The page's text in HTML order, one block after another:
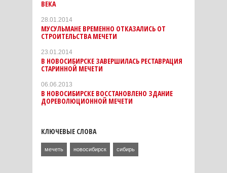
ВЕКА
28.01.2014
МУСУЛЬМАНЕ ВРЕМЕННО ОТКАЗАЛИСЬ ОТ
СТРОИТЕЛЬСТВА МЕЧЕТИ
23.01.2014
В НОВОСИБИРСКЕ ЗАВЕРШИЛАСЬ РЕСТАВРАЦИЯ
СТАРИННОЙ МЕЧЕТИ
06.06.2013
В НОВОСИБИРСКЕ ВОССТАНОВЛЕНО ЗДАНИЕ
ДОРЕВОЛЮЦИОННОЙ МЕЧЕТИ
КЛЮЧЕВЫЕ СЛОВА
мечеть новосибирск сибирь